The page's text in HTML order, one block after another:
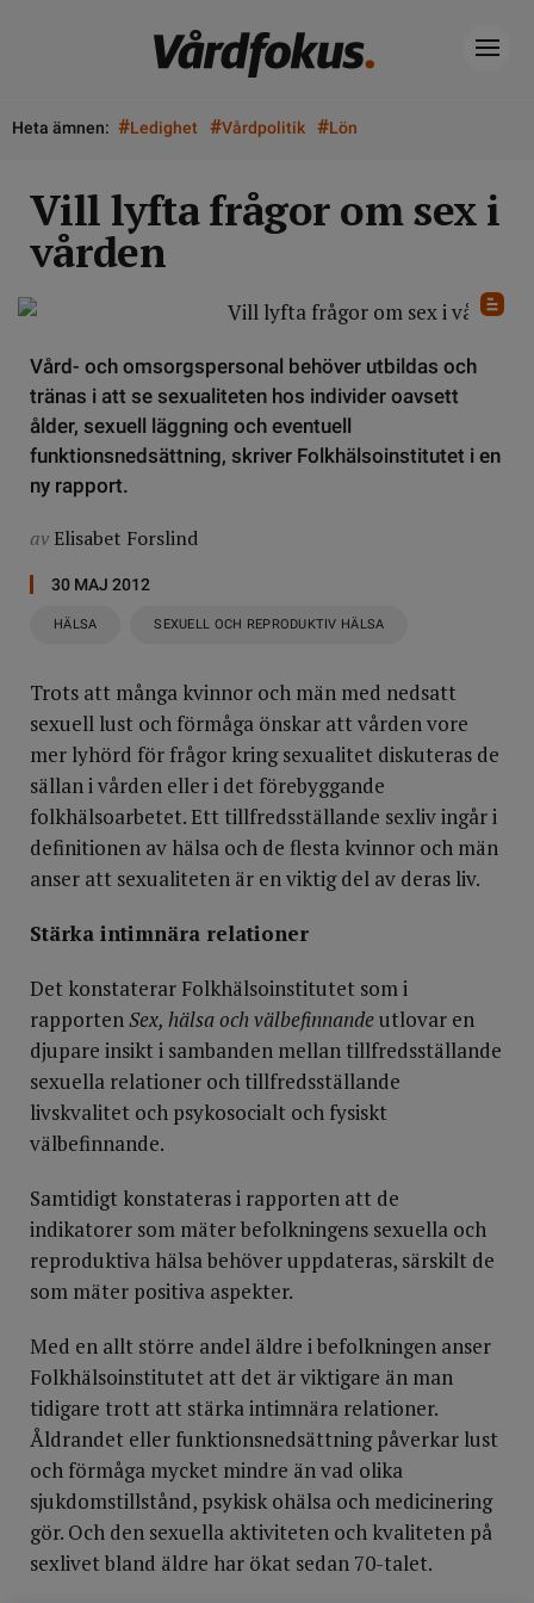
Heta ämnen: #Ledighet #Vårdpolitik #Lön
Vill lyfta frågor om sex i
vården
Vård- och omsorgspersonal behöver utbildas och
tränas i att se sexualiteten hos individer oavsett
ålder, sexuell läggning och eventuell
funktionsnedsättning, skriver Folkhälsoinstitutet i en
ny rapport.
av Elisabet Forslind
30 MAJ 2012
HÄLSA SEXUELL OCH REPRODUKTIV HÄLSA
Trots att många kvinnor och män med nedsatt
sexuell lust och förmåga önskar att vården vore
mer lyhörd för frågor kring sexualitet diskuteras de
sällan i vården eller i det förebyggande
folkhälsoarbetet. Ett tillfredsställande sexliv ingår i
definitionen av hälsa och de flesta kvinnor och män
anser att sexualiteten är en viktig del av deras liv.
Stärka intimnära relationer
Det konstaterar Folkhälsoinstitutet som i
rapportenSex, hälsa och välbefinnandeutlovar en
djupare insikt i sambanden mellan tillfredsställande
sexuella relationer och tillfredsställande
livskvalitet och psykosocialt och fysiskt
välbefinnande.
Samtidigt konstateras i rapporten att de
indikatorer som mäter befolkningens sexuella och
reproduktiva hälsa behöver uppdateras, särskilt de
som mäter positiva aspekter.
Med en allt större andel äldre i befolkningen anser
Folkhälsoinstitutet att det är viktigare än man
tidigare trott att stärka intimnära relationer.
Åldrandet eller funktionsnedsättning påverkar lust
och förmåga mycket mindre än vad olika
sjukdomstillstånd, psykisk ohälsa och medicinering
gör. Och den sexuella aktiviteten och kvaliteten på
sexlivet bland äldre har ökat sedan 70-talet.